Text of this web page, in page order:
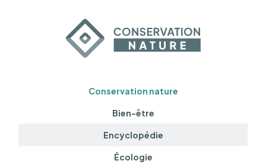
Conservation nature
Bien-être
Encyclopédie
Écologie